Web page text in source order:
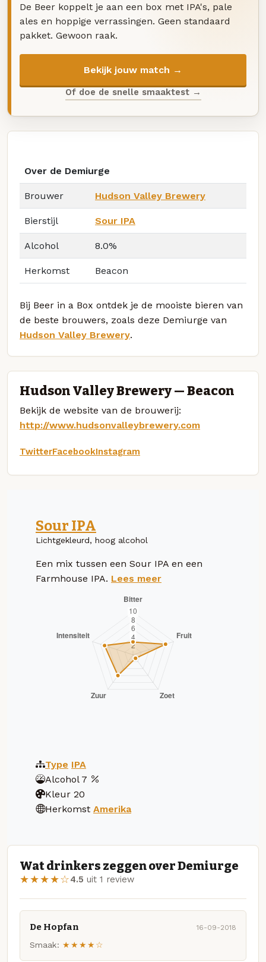
De Beer koppelt je aan een box met IPA's, pale
ales en hoppige verrassingen. Geen standaard
pakket. Gewoon raak.
Bekijk jouw match →
Of doe de snelle smaaktest →
Over de Demiurge
Brouwer Hudson Valley Brewery
Bierstijl Sour IPA
Alcohol 8.0%
Herkomst Beacon
Bij Beer in a Box ontdek je de mooiste bieren van
de beste brouwers, zoals deze Demiurge van
Hudson Valley Brewery.
Hudson Valley Brewery — Beacon
Bekijk de website van de brouwerij:
http://www.hudsonvalleybrewery.com
TwitterFacebookInstagram
Sour IPA
Lichtgekleurd, hoog alcohol
Een mix tussen een Sour IPA en een
Farmhouse IPA. Lees meer
Type IPA
Alcohol 7
Kleur 20
Herkomst Amerika
Wat drinkers zeggen over Demiurge
★★★★☆4.5 uit 1 review
De Hopfan 16-09-2018
Smaak: ★★★★☆